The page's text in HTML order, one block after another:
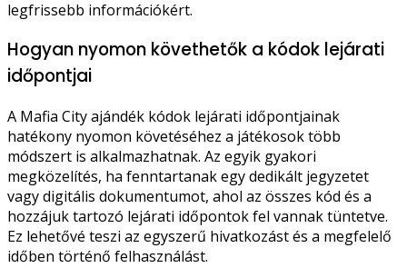
legfrissebb információkért.
Hogyan nyomon követhetők a kódok lejárati
időpontjai
A Mafia City ajándék kódok lejárati időpontjainak
hatékony nyomon követéséhez a játékosok több
módszert is alkalmazhatnak. Az egyik gyakori
megközelítés, ha fenntartanak egy dedikált jegyzetet
vagy digitális dokumentumot, ahol az összes kód és a
hozzájuk tartozó lejárati időpontok fel vannak tüntetve.
Ez lehetővé teszi az egyszerű hivatkozást és a megfelelő
időben történő felhasználást.